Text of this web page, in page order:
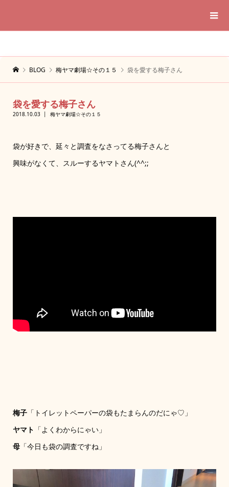
BLOG 梅ヤマ劇場☆その１５ 袋を愛する梅子さん
袋を愛する梅子さん
2018.10.03 梅ヤマ劇場☆その１５
袋が好きで、延々と調査をなさってる梅子さんと
興味がなくて、スルーするヤマトさん(^^;;
梅子「トイレットペーパーの袋もたまらんのだにゃ♡」
ヤマト 「よくわからにゃい」
母「今日も袋の調査ですね」